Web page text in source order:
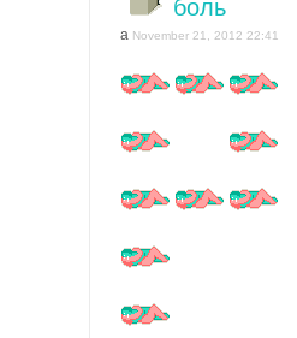
боль
a November 21, 2012 22:41